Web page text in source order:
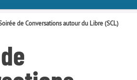
de Conversations autour du Libre (SCL)